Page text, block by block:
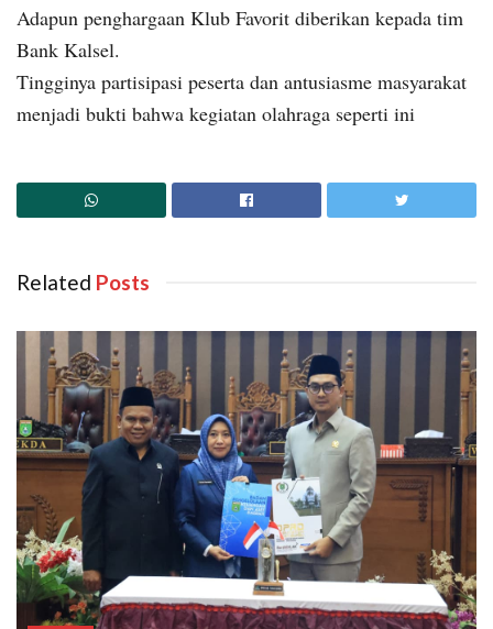
Adapun penghargaan Klub Favorit diberikan kepada tim
Bank Kalsel.
Tingginya partisipasi peserta dan antusiasme masyarakat
menjadi bukti bahwa kegiatan olahraga seperti ini
Related ‎ Posts